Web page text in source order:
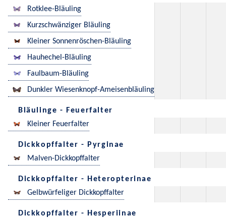
Rotklee-Bläuling
Kurzschwänziger Bläuling
Kleiner Sonnenröschen-Bläuling
Hauhechel-Bläuling
Faulbaum-Bläuling
Dunkler Wiesenknopf-Ameisenbläuling
Bläulinge - Feuerfalter
Kleiner Feuerfalter
Dickkopffalter - Pyrginae
Malven-Dickkopffalter
Dickkopffalter - Heteropterinae
Gelbwürfeliger Dickkopffalter
Dickkopffalter - Hesperiinae